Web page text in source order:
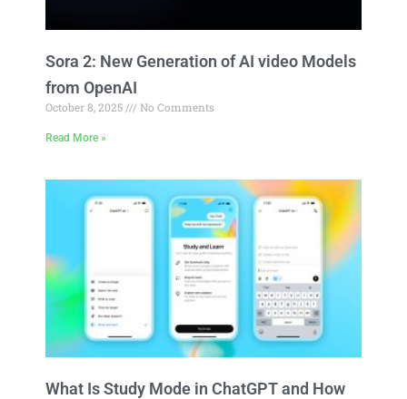
Sora 2: New Generation of AI video Models
from OpenAI
October 8, 2025 No Comments
Read More »
What Is Study Mode in ChatGPT and How